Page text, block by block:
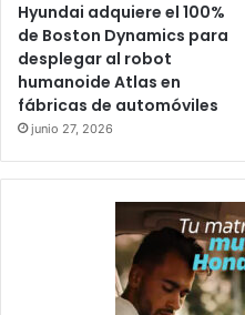
Hyundai adquiere el 100%
de Boston Dynamics para
desplegar al robot
humanoide Atlas en
fábricas de automóviles
junio 27, 2026